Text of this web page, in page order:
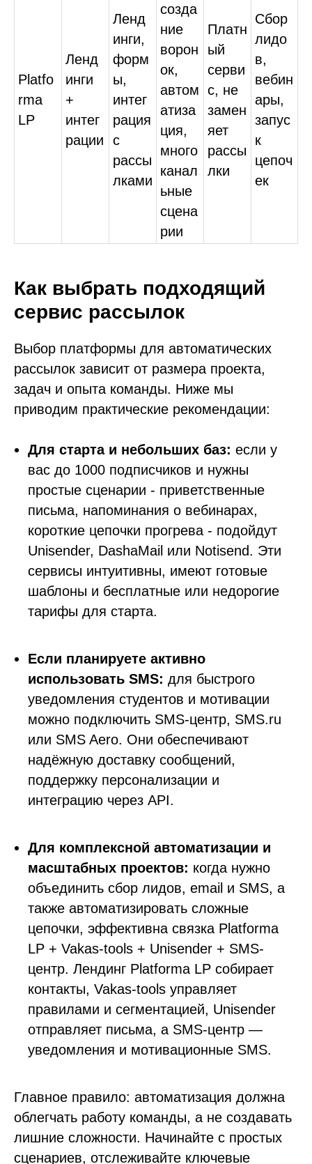
Platfo
rma
LP
Ленд
инги
+
интег
рации
Ленд
инги,
форм
ы,
интег
рация
с
рассы
лками
созда
ние
ворон
ок,
автом
атиза
ция,
много
канал
ьные
сцена
рии
Платн
ый
серви
с, не
замен
яет
рассы
лки
Сбор
лидо
в,
вебин
ары,
запус
к
цепоч
ек
Как выбрать подходящий
сервис рассылок
Выбор платформы для автоматических
рассылок зависит от размера проекта,
задач и опыта команды. Ниже мы
приводим практические рекомендации:
Для старта и небольших баз: если у
вас до 1000 подписчиков и нужны
простые сценарии - приветственные
письма, напоминания о вебинарах,
короткие цепочки прогрева - подойдут
Unisender, DashaMail или Notisend. Эти
сервисы интуитивны, имеют готовые
шаблоны и бесплатные или недорогие
тарифы для старта.
Если планируете активно
использовать SMS: для быстрого
уведомления студентов и мотивации
можно подключить SMS-центр, SMS.ru
или SMS Aero. Они обеспечивают
надёжную доставку сообщений,
поддержку персонализации и
интеграцию через API.
Для комплексной автоматизации и
масштабных проектов: когда нужно
объединить сбор лидов, email и SMS, а
также автоматизировать сложные
цепочки, эффективна связка Platforma
LP + Vakas-tools + Unisender + SMS-
центр. Лендинг Platforma LP собирает
контакты, Vakas-tools управляет
правилами и сегментацией, Unisender
отправляет письма, а SMS-центр —
уведомления и мотивационные SMS.
Главное правило: автоматизация должна
облегчать работу команды, а не создавать
лишние сложности. Начинайте с простых
сценариев, отслеживайте ключевые